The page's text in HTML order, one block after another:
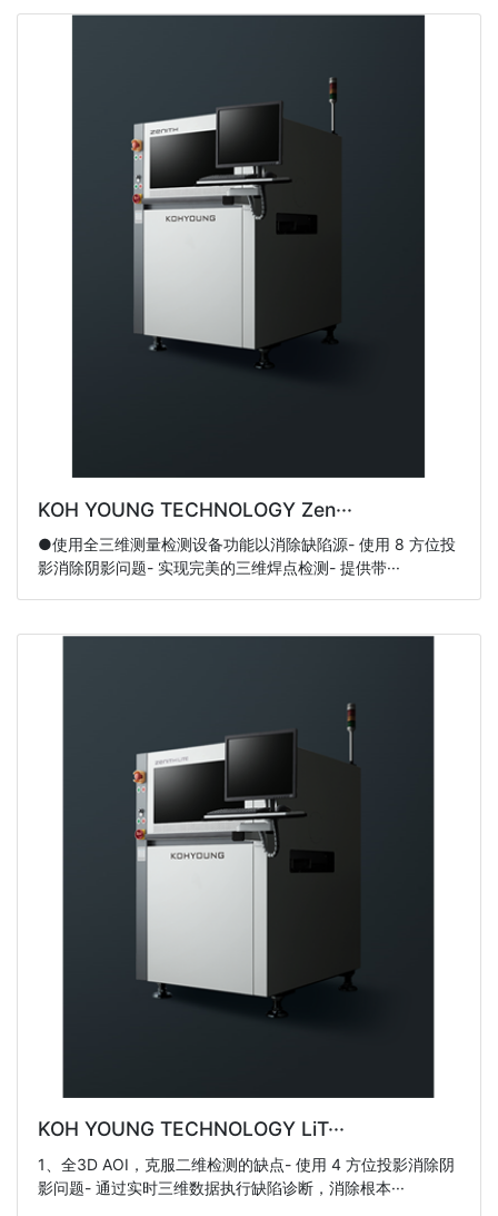
KOH YOUNG TECHNOLOGY Zen···
●使用全三维测量检测设备功能以消除缺陷源- 使用 8 方位投
影消除阴影问题- 实现完美的三维焊点检测- 提供带···
KOH YOUNG TECHNOLOGY LiT···
1、全3D AOI，克服二维检测的缺点- 使用 4 方位投影消除阴
影问题- 通过实时三维数据执行缺陷诊断，消除根本···